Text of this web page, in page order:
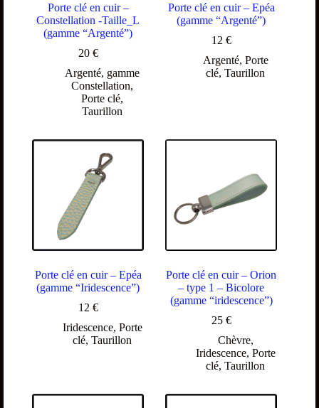
Porte clé en cuir –
Constellation -Taille_L
(gamme “Argenté”)
20 €
Argenté, gamme
Constellation,
Porte clé,
Taurillon
Porte clé en cuir – Epéa
(gamme “Argenté”)
12 €
Argenté, Porte
clé,Taurillon
Porte clé en cuir – Epéa
(gamme “Iridescence”)
12 €
Iridescence, Porte
clé,Taurillon
Porte clé en cuir – Orion
– type 1 – Bicolore
(gamme “iridescence”)
25 €
Chèvre,
Iridescence, Porte
clé,Taurillon